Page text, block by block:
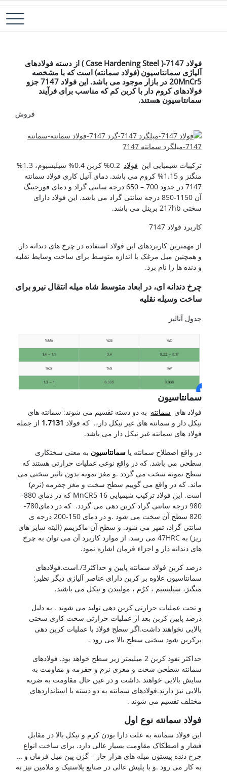
پرش فولاد آلیاژی-میلگرد آلیاژی-تسمه آلیاژی-ورق آلیاژی-لوله آلیاژی-نبشی
فولاد 7147-( Case Hardening Steel ) از دسته فولادهای
آلیاژی سمانتاسیون (فولاد سمانته) است که با مشخصه
20MnCr5 در بازار موجود می باشد. این فولاد 7147 جزو
فولادهای کروم دار با کربن کم که مناسب برای فرآیند
سمانتاسیون هستند.
فروش فولاد نورد
ترکیبات شیمیایی این فولاد
0.2% کربن 0.4% سیلیسیوم، 1.3%
منگنز و 1.15% کروم می باشد. دمای آنیل کاری فولاد سمانته
7147 در حدود 700 – 650 درجه سانتی گراد و دمای فورجینگ
آن 1150-850 درجه سانتی گراد می باشد. این فولاد دارای
سختی 217hb برینل می باشد.
کاربرد فولاد 7147
از مهمترین کاربردهای این فولاد استفاده در چرخ های دندانه دار.
و همچنین میل مرغک با اندازه متوسط برای ساخت وسایط نقلیه
و دنده ها را نام برد.
چرخ دندانه ای، در ابعاد متوسط شاه میله انتقال نیرو برای
ساخت وسیله نقلیه
جدول آنالیز
سمانتاسیون
فولاد های سمانته به دو دسته تقسیم می شوند: سمانته های
نیکل دار و سمانته های غیر نیکل دار،. که فولاد 1.7131 از جمله
فولاد های سمانته غیر نیکل دار می باشد.
در واقع اصطلاح سمانته یا سمانتاسیون به معنی سختکاری
سطحی می باشد. که در واقع نوعی عملیات حرارتی هستند که
سطح نمونه سخت می گردد .و مغز نمونه بدون تاثیر سختی می
ماند. که در واقع می گوییم سطح سخت و مغز چقرمه (نرم)
است. این فولاد ترکیب شیمیایی 16 MnCR5 که در دمای 880-
980 درجه سانتی گراد کربن دهی می گردد. که در دمای780-
820 سطح آن سخت می شود .و در دمای 150-200 درجه ی
سانتی گراد، تمپر می شود. و سطح آن ماکزیمم (البته سایز های
ریز) به 47HRC می رسد. از موارد کاربرد آن می توان به چرخ
های دندانه دار و اجزاء فرمان اشاره نمود.
درصد کربن فولاد سمانته پایین و حداکثر3/.است.فولادهای
سمانتاسیون علاوه بر کربن دارای عناصر آلیاژی دیگر نظیر:
منگنز، سیلیسیم ، کرُم ، مولیبدن و نیکل می باشند.
و تحت عملیات حرارتی کربن دهی تولید می شوند . به دلیل
درصد پایین کربن بعد از عملیات حرارتی سخت کاری سختی
بالایی نخواهند داشت.اگر سطح فولاد با عملیات کربن دهی
پرکربن شود سختی سطح بالا می رود .
حداکثر نفوذ کربن 2 میلیمتر زیر سطح خواهد بود. فولادهای
سمانته سطحی سخت و مغزی نرم و چقرمه و مقاومت به
سایش بالایی خواهند .داشت و در عین حال مقاومت به ضربه
بالایی نیز دارند.فولادهای سمانته به دو دسته با استانداردهای
مختلف تقسیم می شوند .
فولاد سمانته نوع اول
این فولاد سمانته به علت دارا بودن کرم و نیکل بالا در مقابل
فشار و اصطکاک مقاومت بسیار عالی دارد. برای ساخت انواع
چرخ دنده پیستون میله های هزار خار – گژن پین میل فرمان و …
به کار می رود .و با پلیش عالی در صنایع پلاستیک و ملامین نیز به